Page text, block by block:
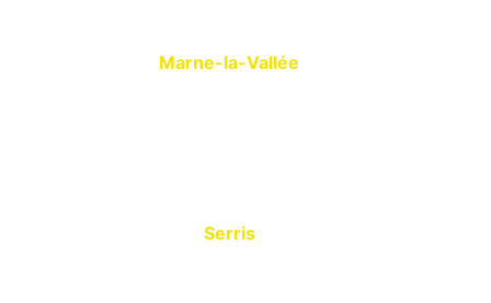
Marne-la-Vallée
Serris